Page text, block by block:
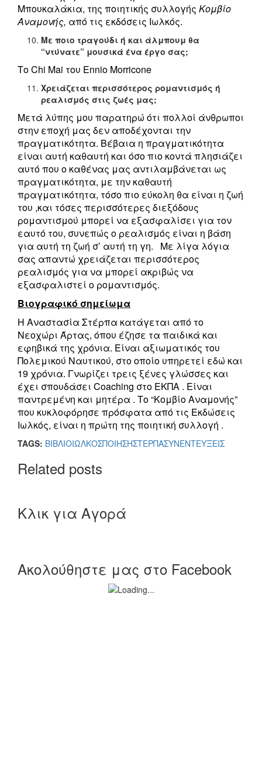
Μπουκαλάκια, της ποιητικής συλλογής Κομβίο
Αναμονής, από τις εκδόσεις Ιωλκός.
Με ποιο τραγούδι ή και άλμπουμ θα
“ντύνατε” μουσικά ένα έργο σας;
Το Chi Mai του Ennio Morricone
Χρειάζεται περισσότερος ρομαντισμός ή
ρεαλισμός στις ζωές μας;
Μετά λύπης μου παρατηρώ ότι πολλοί άνθρωποι
στην εποχή μας δεν αποδέχονται την
πραγματικότητα. Βέβαια η πραγματικότητα
είναι αυτή καθαυτή και όσο πιο κοντά πλησιάζει
αυτό που ο καθένας μας αντιλαμβάνεται ως
πραγματικότητα, με την καθαυτή
πραγματικότητα, τόσο πιο εύκολη θα είναι η ζωή
του ,και τόσες περισσότερες διεξόδους
ρομαντισμού μπορεί να εξασφαλίσει για τον
εαυτό του, συνεπώς ο ρεαλισμός είναι η βάση
για αυτή τη ζωή σ’ αυτή τη γη. Με λίγα λόγια
σας απαντώ χρειάζεται περισσότερος
ρεαλισμός για να μπορεί ακριβώς να
εξασφαλιστεί ο ρομαντισμός.
Βιογραφικό σημείωμα
Η Αναστασία Στέρπα κατάγεται από το
Νεοχώρι Άρτας, όπου έζησε τα παιδικά και
εφηβικά της χρόνια. Είναι αξιωματικός του
Πολεμικού Ναυτικού, στο οποίο υπηρετεί εδώ και
19 χρόνια. Γνωρίζει τρεις ξένες γλώσσες και
έχει σπουδάσει Coaching στο ΕΚΠΑ . Είναι
παντρεμένη και μητέρα . Το “Κομβίο Αναμονής”
που κυκλοφόρησε πρόσφατα από τις Εκδώσεις
Ιωλκός, είναι η πρώτη της ποιητική συλλογή .
TAGS: ΒΙΒΛΙΟΙΩΛΚΟΣΠΟΙΗΣΗΣΤΕΡΠΑΣΥΝΕΝΤΕΥΞΕΙΣ
Related posts
Κλικ για Αγορά
Ακολούθηστε μας στο Facebook